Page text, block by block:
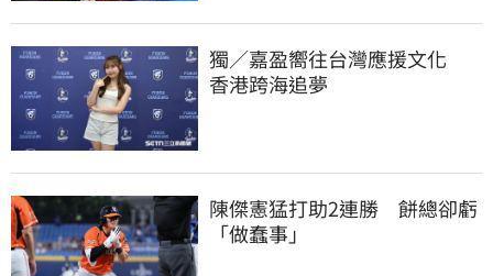
獨／嘉盈嚮往台灣應援文化
香港跨海追夢
陳傑憲猛打助2連勝　餅總卻虧
「做蠢事」